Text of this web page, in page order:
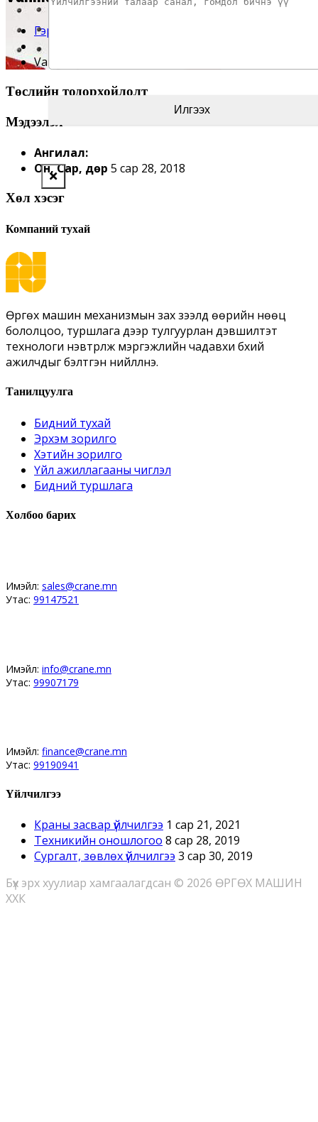
Гэр
Vanilla Awesome Heavy Project – 1
Төслийн тодорхойлолт
Мэдээлэл
Ангилал:
Он, Сар, Өдөр 5 сар 28, 2018
Хөл хэсэг
Компаний тухай
Өргөх машин механизмын зах зээлд өөрийн нөөц
бололцоо, туршлага дээр тулгуурлан дэвшилтэт
технологи нэвтрүүлж мэргэжлийн чадавхи бүхий
ажилчдыг бэлтгэн нийлүүлнэ.
Танилцуулга
Бидний тухай
Эрхэм зорилго
Хэтийн зорилго
Үйл ажиллагааны чиглэл
Бидний туршлага
Холбоо барих
Имэйл: sales@crane.mn
Утас: 99147521
Имэйл: info@crane.mn
Утас: 99907179
Имэйл: finance@crane.mn
Утас: 99190941
Үйлчилгээ
Краны засвар үйлчилгээ 1 сар 21, 2021
Техникийн оношлогоо 8 сар 28, 2019
Сургалт, зөвлөх үйлчилгээ 3 сар 30, 2019
Бүх эрх хуулиар хамгаалагдсан © 2026 ӨРГӨХ МАШИН
ХХК